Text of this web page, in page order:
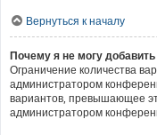
Вернуться к началу
Почему я не могу
Ограничение количества
администратором
вариантов, превышающее
администратором